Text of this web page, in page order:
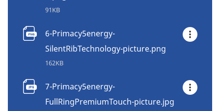
91KB
6-Primacy5energy-
SilentRibTechnology-picture.png
162KB
7-Primacy5energy-
FullRingPremiumTouch-picture.jpg